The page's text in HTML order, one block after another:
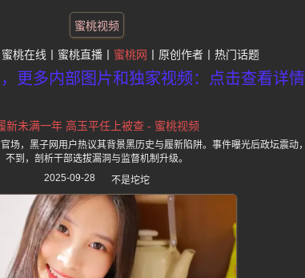
蜜桃视频
蜜桃在线 蜜桃直播 蜜桃网 原创作者 热门话题
更多内部图片和独家视频：点击查看详情
新未满一年 高玉平任上被查 - 蜜桃视频
场，黑子网用户热议其背景黑历史与履新陷阱。事件曝光后政坛震动
不到，剖析干部选拔漏洞与监督机制升级。
2025-09-28
不是坨坨